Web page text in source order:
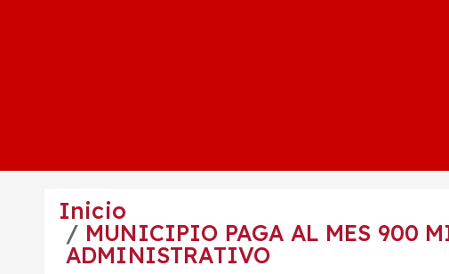
Inicio
MUNICIPIO PAGA AL MES 900
ADMINISTRATIVO